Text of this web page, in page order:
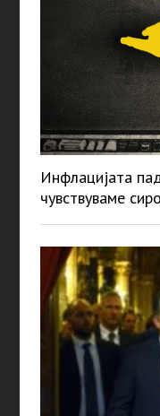
Инфлацијата
чувствуваме